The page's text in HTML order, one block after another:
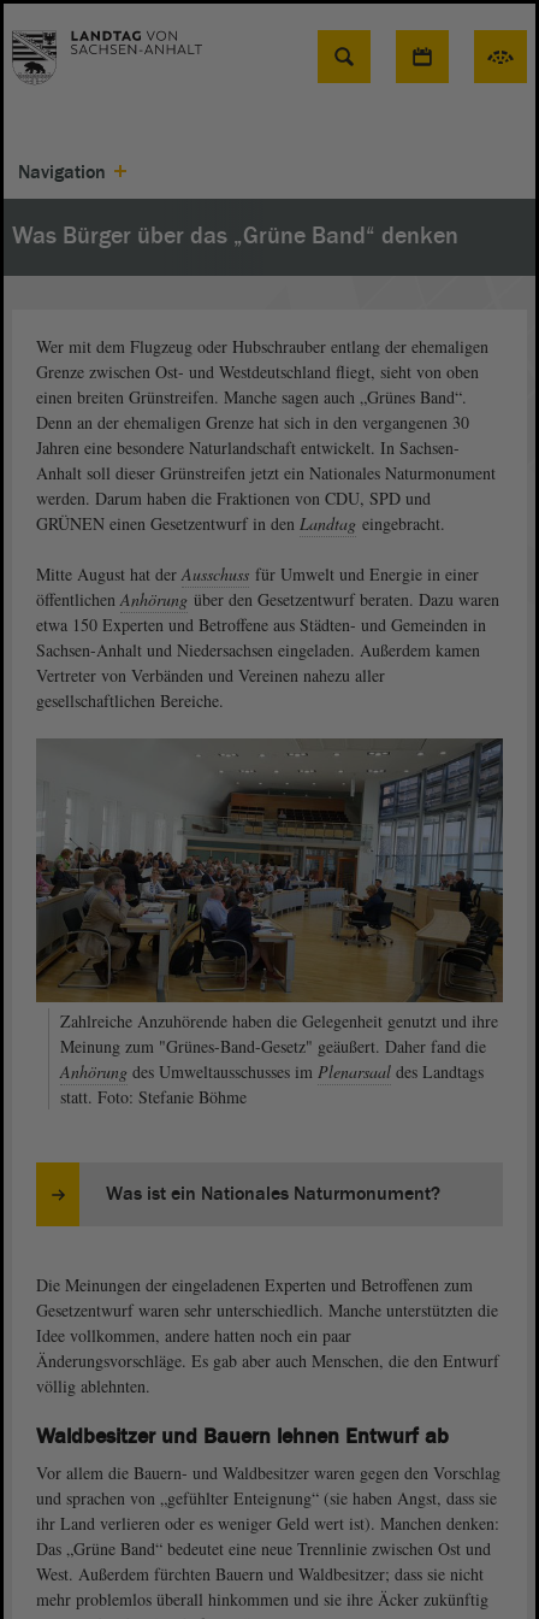
Suche
Navigation
Was Bürger über das „Grüne Band“ denken
Wer mit dem Flugzeug oder Hubschrauber entlang der ehemaligen
Grenze zwischen Ost- und Westdeutschland fliegt, sieht von oben
einen breiten Grünstreifen. Manche sagen auch „Grünes Band“.
Denn an der ehemaligen Grenze hat sich in den vergangenen 30
Jahren eine besondere Naturlandschaft entwickelt. In Sachsen-
Anhalt soll dieser Grünstreifen jetzt ein Nationales Naturmonument
werden. Darum haben die Fraktionen von CDU, SPD und
GRÜNEN einen Gesetzentwurf in den Landtag eingebracht.
Mitte August hat derAusschuss für Umwelt und Energie in einer
öffentlichenAnhörung über den Gesetzentwurf beraten. Dazu waren
etwa 150 Experten und Betroffene aus Städten- und Gemeinden in
Sachsen-Anhalt und Niedersachsen eingeladen. Außerdem kamen
Vertreter von Verbänden und Vereinen nahezu aller
gesellschaftlichen Bereiche.
Zahlreiche Anzuhörende haben die Gelegenheit genutzt und ihre
Meinung zum "Grünes-Band-Gesetz" geäußert. Daher fand die
Anhörung des Umweltausschusses im Plenarsaal des Landtags
statt. Foto: Stefanie Böhme
Was ist ein Nationales Naturmonument?
Die Meinungen der eingeladenen Experten und Betroffenen zum
Gesetzentwurf waren sehr unterschiedlich. Manche unterstützten die
Idee vollkommen, andere hatten noch ein paar
Änderungsvorschläge. Es gab aber auch Menschen, die den Entwurf
völlig ablehnten.
Waldbesitzer und Bauern lehnen Entwurf ab
Vor allem die Bauern- und Waldbesitzer waren gegen den Vorschlag
und sprachen von „gefühlter Enteignung“ (sie haben Angst, dass sie
ihr Land verlieren oder es weniger Geld wert ist). Manchen denken:
Das „Grüne Band“ bedeutet eine neue Trennlinie zwischen Ost und
West. Außerdem fürchten Bauern und Waldbesitzer; dass sie nicht
mehr problemlos überall hinkommen und sie ihre Äcker zukünftig